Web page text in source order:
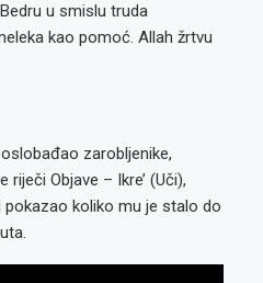
u smislu truda
kao pomoć. Allah žrtvu
zarobljenike,
Objave – Ikre’ (Uči),
pokazao koliko mu je stalo do